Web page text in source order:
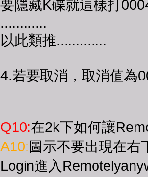
要隱藏K碟就這樣打
............
以此類推.............
4.若要取消，取消值為
Q10:在2k下如何讓
A10:圖示不要出現在右
Login進入